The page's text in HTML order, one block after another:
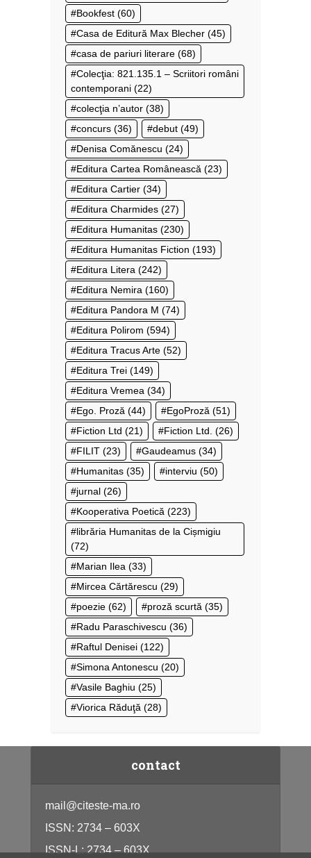
Bookfest (60)
Casa de Editură Max Blecher (45)
casa de pariuri literare (68)
Colecţia: 821.135.1 – Scriitori români
contemporani (22)
colecţia n’autor (38)
concurs (36) debut (49)
Denisa Comănescu (24)
Editura Cartea Românească (23)
Editura Cartier (34)
Editura Charmides (27)
Editura Humanitas (230)
Editura Humanitas Fiction (193)
Editura Litera (242)
Editura Nemira (160)
Editura Pandora M (74)
Editura Polirom (594)
Editura Tracus Arte (52)
Editura Trei (149)
Editura Vremea (34)
Ego. Proză (44) EgoProză (51)
Fiction Ltd (21) Fiction Ltd. (26)
FILIT (23) Gaudeamus (34)
Humanitas (35) interviu (50)
jurnal (26)
Kooperativa Poetică (223)
librăria Humanitas de la Cișmigiu
(72)
Marian Ilea (33)
Mircea Cărtărescu (29)
poezie (62) proză scurtă (35)
Radu Paraschivescu (36)
Raftul Denisei (122)
Simona Antonescu (20)
Vasile Baghiu (25)
Viorica Răduţă (28)
contact
mail@citeste-ma.ro
ISSN: 2734 – 603X
ISSN-L: 2734 – 603X